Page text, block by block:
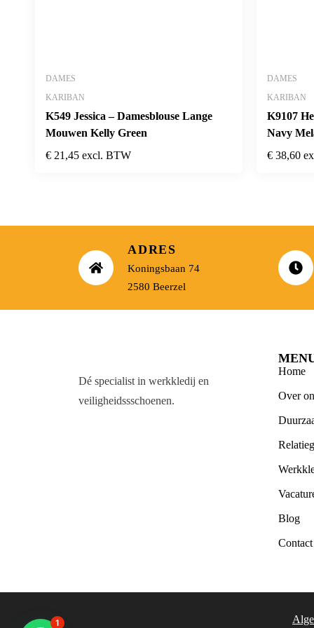
DAMES
KARIBAN
K549 Jessica – Damesblouse Lange
Mouwen Kelly Green
€ 21,45 excl. BTW
DAMES
KARIBAN
K9107
Navy
€ 38,60
ADRES
Koningsbaan 74
2580 Beerzel
Dé specialist in werkkledij en
veiligheidssschoenen.
Home
Over
Blog
Contact
1